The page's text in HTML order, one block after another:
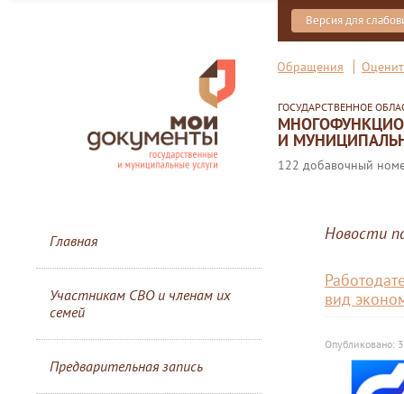
Версия для
Обращения
ГОСУДАРСТВЕННОЕ
И
122 добавочный
Главная
Участникам СВО и членам их
семей
Предварительная запись
Новости
вид
Опубликовано: